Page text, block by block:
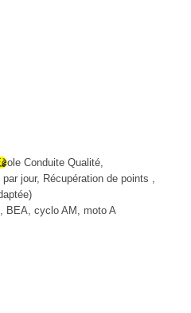
Conduite Qualité,
par jour, Récupération de points ,
BEA, cyclo AM, moto A